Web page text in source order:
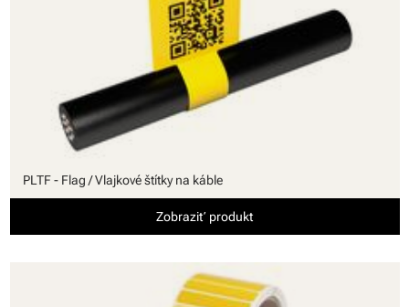
PLTF - Flag / Vlajkové štítky na káble
Zobraziť produkt